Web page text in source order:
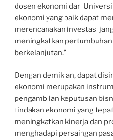
dosen ekonomi dari
ekonomi yang baik dapat
merencanakan investasi
meningkatkan
berkelanjutan.”
Dengan demikian, dapat
ekonomi merupakan
pengambilan keputusan
tindakan ekonomi yang
meningkatkan kinerja dan
menghadapi persaingan